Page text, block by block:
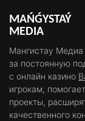
MAŃǴYSTAÝ
MEDIA
Мангистау Медиа
за постоянную
с онлайн казино
игрокам,
проекты,
качественного